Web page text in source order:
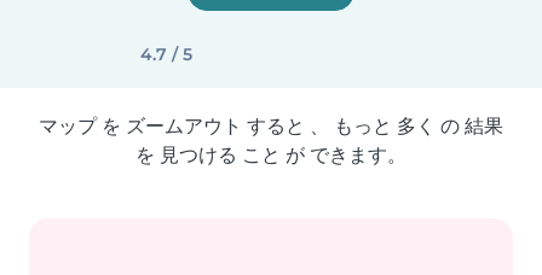
4.7 / 5
マップ を ズームアウト すると 、 もっと 多く の 結果
を 見つける こと が できます。